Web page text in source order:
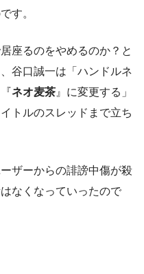
す。
座るのをやめるのか？と
谷口誠一は「ハンドルネ
ネオ麦茶 』に変更する」
トルのスレッドまで立ち
ザーからの誹謗中傷が殺
なくなっていったので